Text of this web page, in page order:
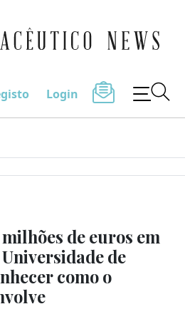
Login
de euros em
de
como o